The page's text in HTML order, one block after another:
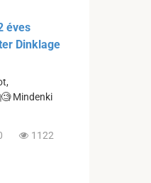
éves
Dinklage
Mindenki
1122